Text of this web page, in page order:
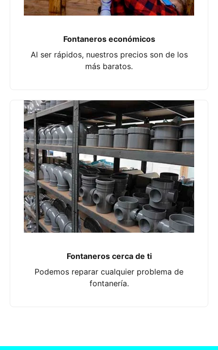
Fontaneros económicos
Al ser rápidos, nuestros precios son de los
más baratos.
Fontaneros cerca de ti
Podemos reparar cualquier problema de
fontanería.